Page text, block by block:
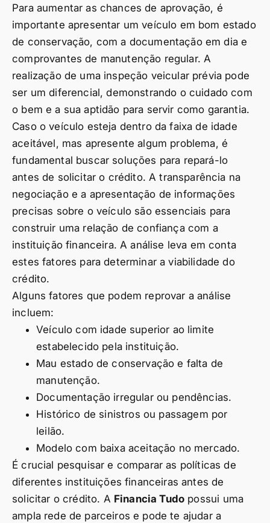
Para aumentar as chances de aprovação, é
importante apresentar um veículo em bom estado
de conservação, com a documentação em dia e
comprovantes de manutenção regular. A
realização de uma inspeção veicular prévia pode
ser um diferencial, demonstrando o cuidado com
o bem e a sua aptidão para servir como garantia.
Caso o veículo esteja dentro da faixa de idade
aceitável, mas apresente algum problema, é
fundamental buscar soluções para repará-lo
antes de solicitar o crédito. A transparência na
negociação e a apresentação de informações
precisas sobre o veículo são essenciais para
construir uma relação de confiança com a
instituição financeira. A análise leva em conta
estes fatores para determinar a viabilidade do
crédito.
Alguns fatores que podem reprovar a análise
incluem:
Veículo com idade superior ao limite
estabelecido pela instituição.
Mau estado de conservação e falta de
manutenção.
Documentação irregular ou pendências.
Histórico de sinistros ou passagem por
leilão.
Modelo com baixa aceitação no mercado.
É crucial pesquisar e comparar as políticas de
diferentes instituições financeiras antes de
solicitar o crédito. A Financia Tudo possui uma
ampla rede de parceiros e pode te ajudar a